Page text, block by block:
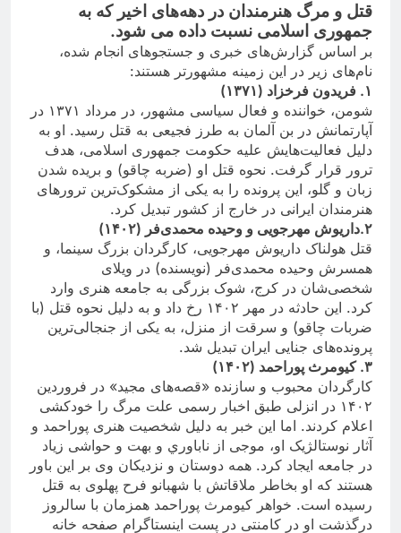
قتل و مرگ هنرمندان در دهه‌های اخیر که به
جمهورى اسلامى نسبت داده مى شود.
بر اساس گزارش‌های خبری و جستجوهای انجام شده،
نام‌های زیر در این زمینه مشهورتر هستند:
۱. فریدون فرخزاد (۱۳۷۱)
شومن، خواننده و فعال سیاسی مشهور، در مرداد ۱۳۷۱ در
آپارتمانش در بن آلمان به طرز فجیعی به قتل رسید. او به
دلیل فعالیت‌هایش علیه حکومت جمهوری اسلامی، هدف
ترور قرار گرفت. نحوه قتل او (ضربه چاقو) و بریده شدن
زبان و گلو، این پرونده را به یکی از مشکوک‌ترین ترورهای
هنرمندان ایرانی در خارج از کشور تبدیل کرد.
۲. داریوش مهرجویی و وحیده محمدی‌فر (۱۴۰۲)
قتل هولناک داریوش مهرجویی، کارگردان بزرگ سینما، و
همسرش وحیده محمدی‌فر (نویسنده) در ویلای
شخصی‌شان در کرج، شوک بزرگی به جامعه هنری وارد
کرد. این حادثه در مهر ۱۴۰۲ رخ داد و به دلیل نحوه قتل (با
ضربات چاقو) و سرقت از منزل، به یکی از جنجالی‌ترین
پرونده‌های جنایی ایران تبدیل شد.
۳. کیومرث پوراحمد (۱۴۰۲)
کارگردان محبوب و سازنده «قصه‌های مجید» در فروردین
۱۴۰۲ در انزلی طبق اخبار رسمی علت مرگ را خودکشی
اعلام کردند. اما این خبر به دلیل شخصیت هنری پوراحمد و
آثار نوستالژیک او، موجی از ناباوري و بهت و حواشی زیاد
در جامعه ایجاد کرد. همه دوستان و نزديکان وى بر اين باور
هستند که او بخاطر ملاقاتش با شهبانو فرح‌ پهلوى به قتل
رسيده است. خواهر کیومرث پوراحمد همزمان با سالروز
درگذشت او در کامنتی در پست اینستاگرام صفحه خانه